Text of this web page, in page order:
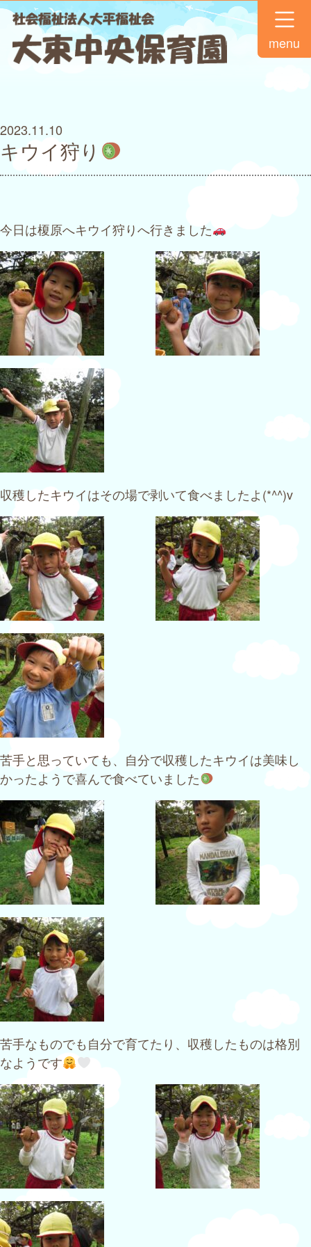
menu
キウイ狩り
2023.11.10
今日は榎原へキウイ狩りへ行きました
収穫したキウイはその場で剥いて食べましたよ(*^^)v
苦手と思っていても、自分で収穫したキウイは美味し
かったようで喜んで食べていました
苦手なものでも自分で育てたり、収穫したものは格別
なようです